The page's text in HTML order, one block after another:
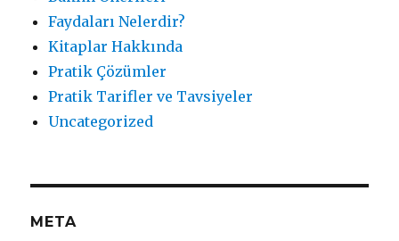
Faydaları Nelerdir?
Kitaplar Hakkında
Pratik Çözümler
Pratik Tarifler ve Tavsiyeler
Uncategorized
META